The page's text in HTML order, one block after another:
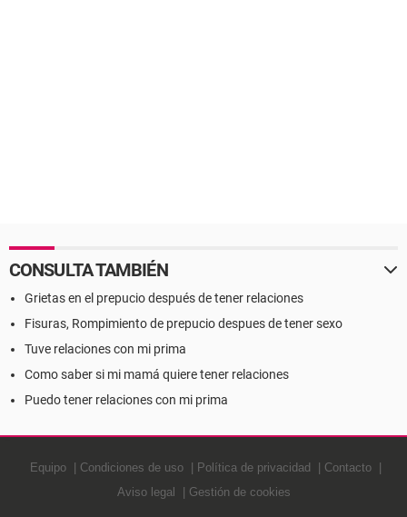
CONSULTA TAMBIÉN
Grietas en el prepucio después de tener relaciones
Fisuras, Rompimiento de prepucio despues de tener sexo
Tuve relaciones con mi prima
Como saber si mi mamá quiere tener relaciones
Puedo tener relaciones con mi prima
Equipo Condiciones de uso Política de privacidad
Contacto
Aviso legal
Gestión de cookies